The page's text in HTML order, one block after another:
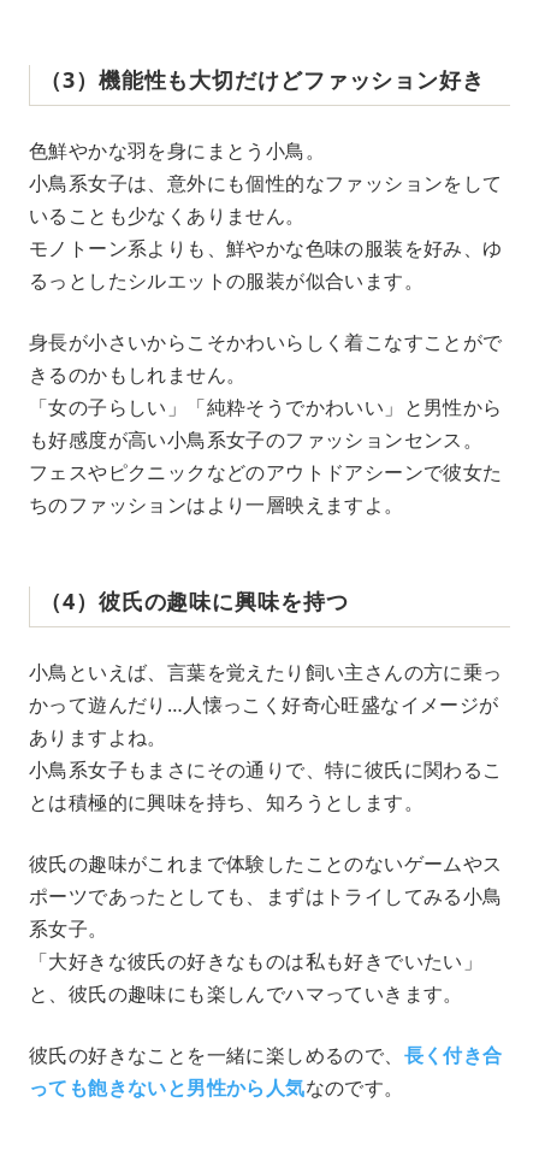
（3）機能性も大切だけどファッション好き
色鮮やかな羽を身にまとう小鳥。
小鳥系女子は、意外にも個性的なファッションをして
いることも少なくありません。
モノトーン系よりも、鮮やかな色味の服装を好み、ゆ
るっとしたシルエットの服装が似合います。
身長が小さいからこそかわいらしく着こなすことがで
きるのかもしれません。
「女の子らしい」「純粋そうでかわいい」と男性から
も好感度が高い小鳥系女子のファッションセンス。
フェスやピクニックなどのアウトドアシーンで彼女た
ちのファッションはより一層映えますよ。
（4）彼氏の趣味に興味を持つ
小鳥といえば、言葉を覚えたり飼い主さんの方に乗っ
かって遊んだり…人懐っこく好奇心旺盛なイメージが
ありますよね。
小鳥系女子もまさにその通りで、特に彼氏に関わるこ
とは積極的に興味を持ち、知ろうとします。
彼氏の趣味がこれまで体験したことのないゲームやス
ポーツであったとしても、まずはトライしてみる小鳥
系女子。
「大好きな彼氏の好きなものは私も好きでいたい」
と、彼氏の趣味にも楽しんでハマっていきます。
彼氏の好きなことを一緒に楽しめるので、 長く付き合
っても飽きないと男性から人気なのです。